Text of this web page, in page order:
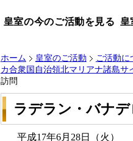
皇室の今のご活動を見る 皇
ホーム 皇室のご活動
ご活動に
カ合衆国自治領北マリアナ諸島サ
訪問
ラデラン・バナ
平成17年6月28日（火）